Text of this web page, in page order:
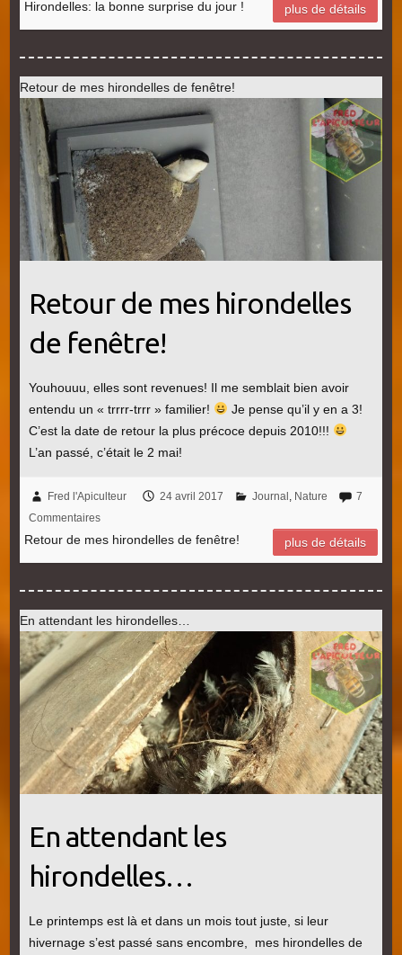
Hirondelles: la bonne surprise du jour ! plus de détails
Retour de mes hirondelles de fenêtre!
Retour de mes hirondelles
de fenêtre!
Youhouuu, elles sont revenues! Il me semblait bien avoir
entendu un « trrrr-trrr » familier!
Je pense qu’il y en a 3!
C’est la date de retour la plus précoce depuis 2010!!!
L’an passé, c’était le 2 mai!
Fred l'Apiculteur 24 avril 2017 Journal Nature
7
Commentaires
Retour de mes hirondelles de fenêtre! plus de détails
En attendant les hirondelles…
En attendant les
hirondelles…
Le printemps est là et dans un mois tout juste, si leur
hivernage s’est passé sans encombre, mes hirondelles de